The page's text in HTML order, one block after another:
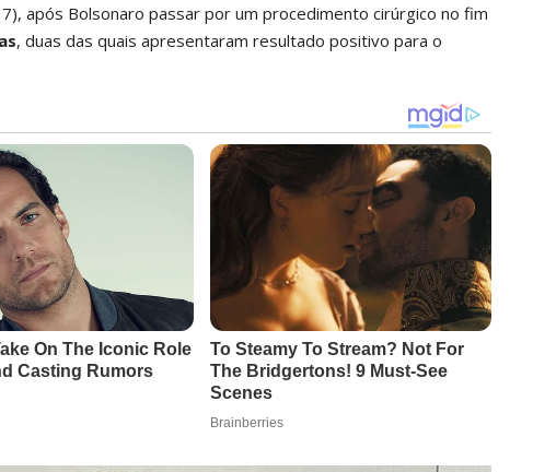
após Bolsonaro passar por um procedimento cirúrgico no fim
, duas das quais apresentaram resultado positivo para o